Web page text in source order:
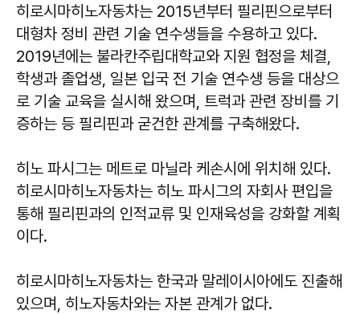
히로시마히노자동차는 2015년부터 필리핀으로부터
대형차 정비 관련 기술 연수생들을 수용하고 있다.
2019년에는 불라칸주립대학교와 지원 협정을 체결,
학생과 졸업생, 일본 입국 전 기술 연수생 등을 대상으
로 기술 교육을 실시해 왔으며, 트럭과 관련 장비를 기
증하는 등 필리핀과 굳건한 관계를 구축해왔다.
히노 파시그는 메트로 마닐라 케손시에 위치해 있다.
히로시마히노자동차는 히노 파시그의 자회사 편입을
통해 필리핀과의 인적교류 및 인재육성을 강화할 계획
이다.
히로시마히노자동차는 한국과 말레이시아에도 진출해
있으며, 히노자동차와는 자본 관계가 없다.